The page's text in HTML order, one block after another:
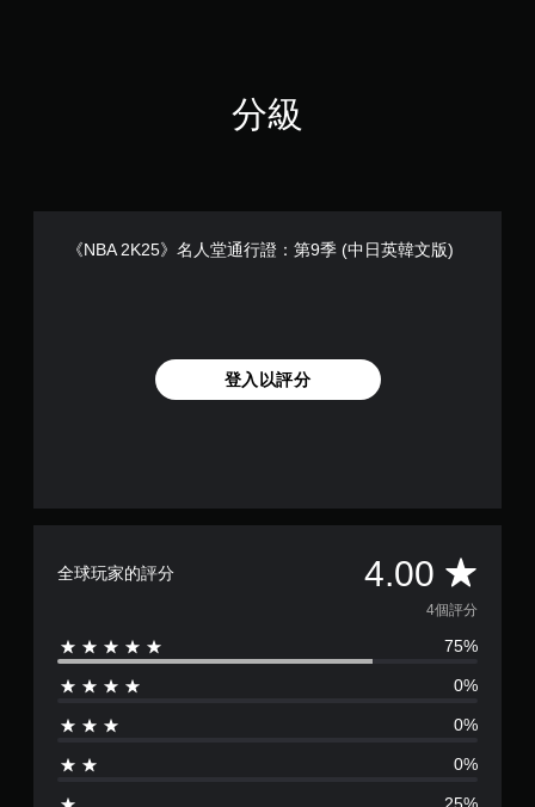
分級
《NBA 2K25》名人堂通行證：第9季 (中日英韓文版)
登入以評分
全球玩家的評分 4.00 平
均
評
分
4
4個評分
75%
0%
0%
0%